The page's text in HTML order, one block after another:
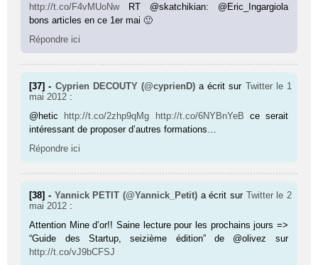
http://t.co/F4vMUoNwRT @skatchikian: @Eric_Ingargiola
bons articles en ce 1er mai 🙂
Répondre ici
[37] - Cyprien DECOUTY (@cyprienD) a écrit sur Twitter le 1
mai 2012 :
@hetic
http://t.co/2zhp9qMg http://t.co/6NYBnYeB ce serait
intéressant de proposer d’autres formations…
Répondre ici
[38] - Yannick PETIT (@Yannick_Petit) a écrit sur Twitter le 2
mai 2012 :
Attention Mine d’or!! Saine lecture pour les prochains jours =>
“Guide des Startup, seizième édition” de @olivez sur
http://t.co/vJ9bCFSJ